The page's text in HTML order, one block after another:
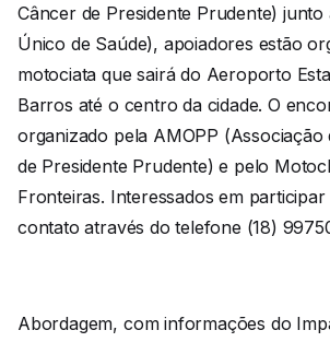
Câncer de Presidente Prudente) junto
Único de Saúde), apoiadores estão
motociata que sairá do Aeroporto
Barros até o centro da cidade. O
organizado pela AMOPP (Associação
de Presidente Prudente) e pelo
Fronteiras. Interessados em
contato através do telefone (18)
Abordagem, com informações do